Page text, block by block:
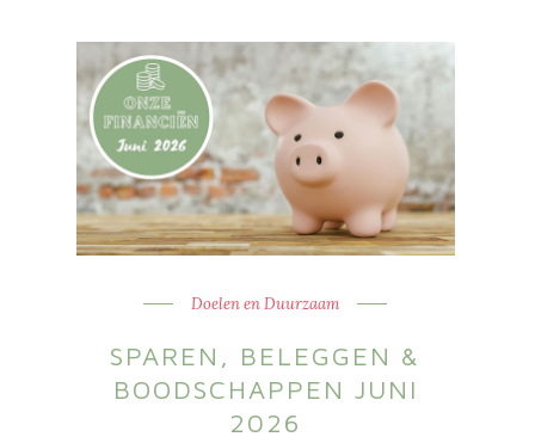
Doelen en Duurzaam
SPAREN, BELEGGEN &
BOODSCHAPPEN JUNI
2026